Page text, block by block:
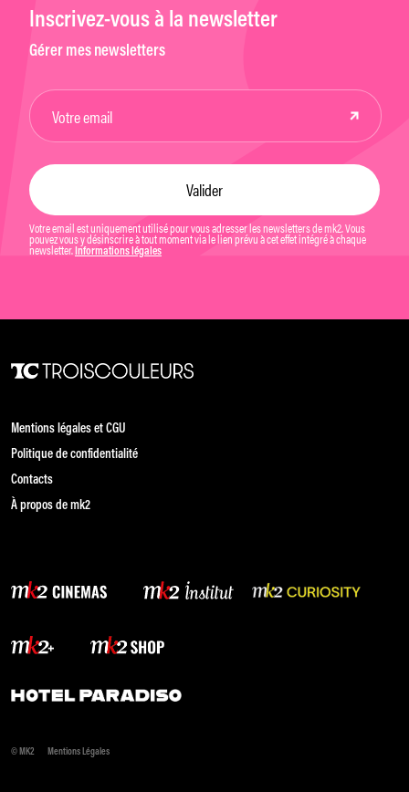
Inscrivez-vous à la newsletter
Gérer mes newsletters
Votre email est uniquement utilisé pour vous adresser les newsletters de mk2. Vous
pouvez vous y désinscrire à tout moment via le lien prévu à cet effet intégré à chaque
newsletter. Informations légales
Mentions légales et CGU
Politique de confidentialité
Contacts
À propos de mk2
© MK2 Mentions Légales